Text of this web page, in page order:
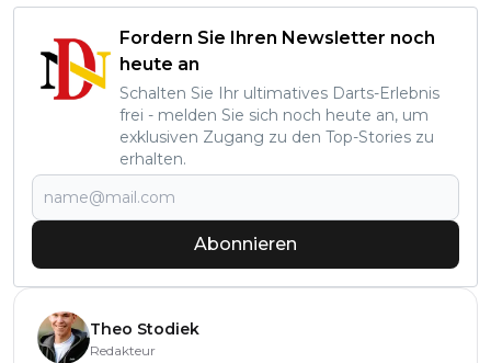
Fordern Sie Ihren Newsletter noch
heute an
Schalten Sie Ihr ultimatives Darts-Erlebnis
frei - melden Sie sich noch heute an, um
exklusiven Zugang zu den Top-Stories zu
erhalten.
Abonnieren
Theo Stodiek
Redakteur